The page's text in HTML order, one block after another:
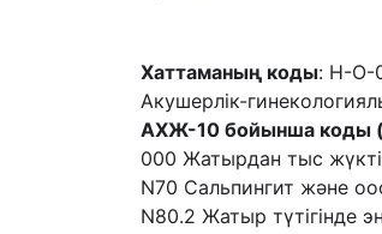
Хаттаманың коды: H-O-
Акушерлік-
АХЖ-10 бойынша коды
000 Жатырдан тыс
N70 Сальпингит және
N80.2 Жатыр түтігінде